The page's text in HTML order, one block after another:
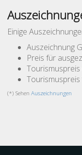
Einige
Auszeichnung
Preis für
Tourismuspreis
(*) Sehen Auszeichnungen